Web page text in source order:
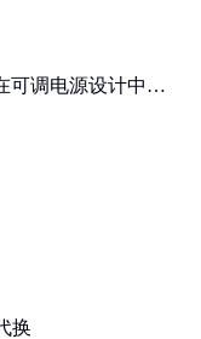
可调电源设计中的
换